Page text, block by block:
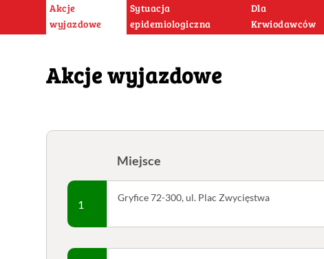
Akcje
wyjazdowe
Sytuacja
epidemiologiczna
Dla
Krwiodawców
Akcje wyjazdowe
Miejsce
1 Gryfice 72-300, ul. Plac Zwycięstwa